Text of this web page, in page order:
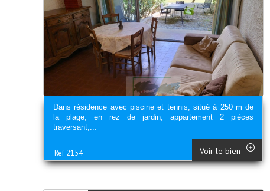
Dans résidence avec piscine et tennis, situé à 250 m de
la plage, en rez de jardin, appartement 2 pièces
traversant,...
Ref 2154 Voir le bien